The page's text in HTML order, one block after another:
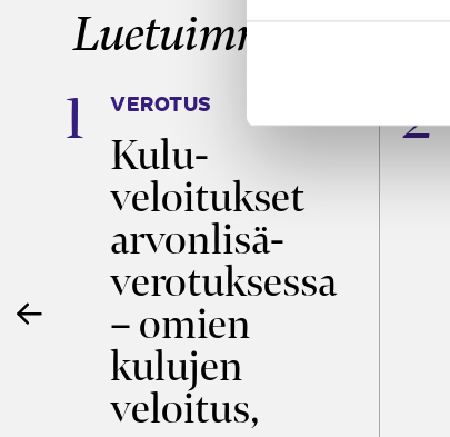
Luetuimmat
VEROTUS
Kulu­
veloitukset
arvon­lisä­
verotuksessa
– omien
kulujen
veloitus,